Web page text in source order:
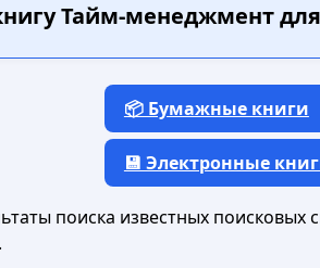
Тайм-менеджмент для
📦 Бумажные книги
💾 Электронные
поиска известных поисковых